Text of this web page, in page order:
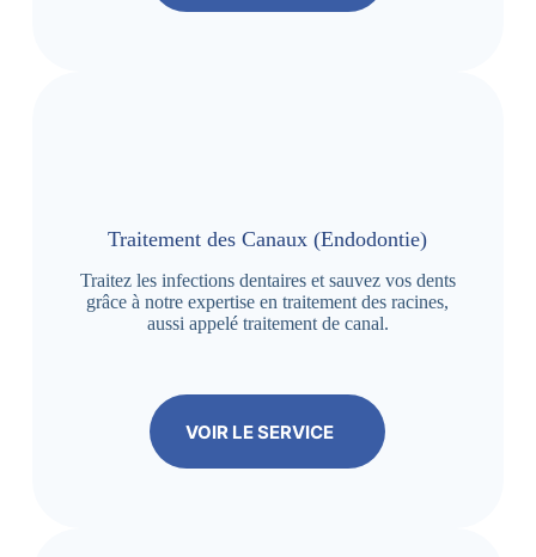
Traitement des Canaux (Endodontie)
Traitez les infections dentaires et sauvez vos dents
grâce à notre expertise en traitement des racines,
aussi appelé traitement de canal.
VOIR LE SERVICE